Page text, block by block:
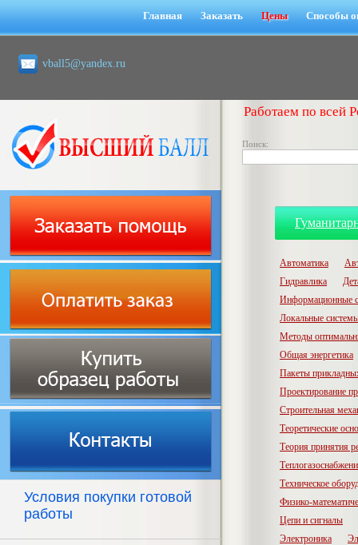
Главная Заказать Цены Способы
vball5@yandex.ru
Работаем по всей
Поиск:
Условия покупки готовой
работы
Автоматика
Гидравлика
Информационные
Локальные
Методы
Общая энергетика
Пакеты
Проектирование
Строительная
Теоретические
Теория принятия
Техническое
Физико-
Цепи и сигналы
Электроника